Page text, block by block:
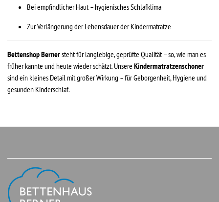
Bei empfindlicher Haut – hygienisches Schlafklima
Zur Verlängerung der Lebensdauer der Kindermatratze
Bettenshop Bernersteht für langlebige, geprüfte Qualität – so, wie man es
früher kannte und heute wieder schätzt. Unsere Kindermatratzenschoner
sind ein kleines Detail mit großer Wirkung – für Geborgenheit, Hygiene und
gesunden Kinderschlaf.